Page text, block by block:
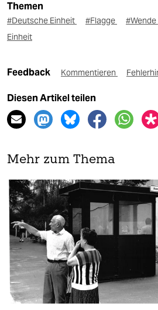
Themen
#Deutsche Einheit #Flagge #Wende
Einheit
Feedback Kommentieren
Diesen Artikel teilen
Mehr zum Thema